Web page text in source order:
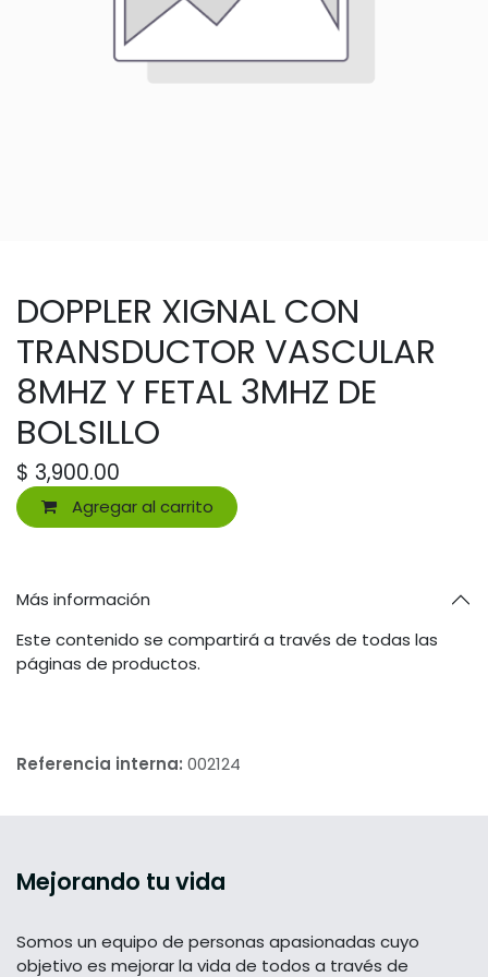
DOPPLER XIGNAL CON
TRANSDUCTOR VASCULAR
8MHZ Y FETAL 3MHZ DE
BOLSILLO
$ 3,900.00
Agregar al carrito
Más información
Este contenido se compartirá a través de todas las
páginas de productos.
Referencia interna: 002124
Mejorando tu vida
Somos un equipo de personas apasionadas cuyo
objetivo es mejorar la vida de todos a través de